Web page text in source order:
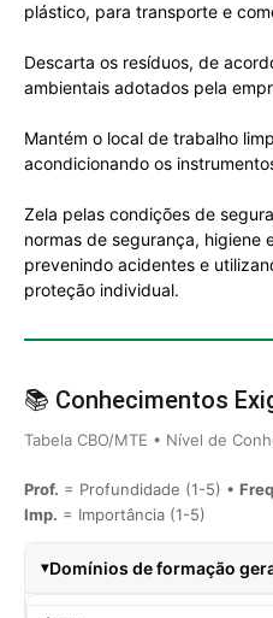
plástico, para transporte e
Descarta os resíduos, de
ambientais adotados pela
Mantém o local de trabalho
acondicionando os
Zela pelas condições de
normas de segurança, higiene
prevenindo acidentes e
proteção individual.
📚 Conhecimentos
Tabela CBO/MTE • Nível de
Prof. = Profundidade (1-5) •
Imp. = Importância (1-5)
Domínios de formação